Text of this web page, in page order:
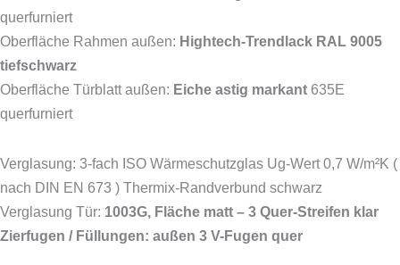
querfurniert
Oberfläche Rahmen außen: Hightech-Trendlack RAL 9005
tiefschwarz
Oberfläche Türblatt außen: Eiche astig markant 635E
querfurniert
Verglasung: 3-fach ISO Wärmeschutzglas Ug-Wert 0,7 W/m²K (
nach DIN EN 673 ) Thermix-Randverbund schwarz
Verglasung Tür: 1003G, Fläche matt – 3 Quer-Streifen klar
Zierfugen / Füllungen: außen 3 V-Fugen quer